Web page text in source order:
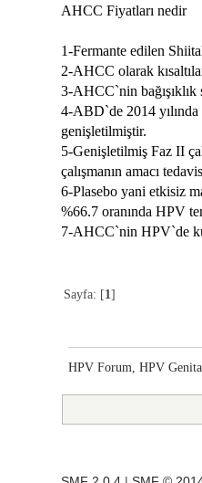
AHCC Fiyatları nedir
1-Fermante edilen
2-AHCC olarak
3-AHCC`nin
4-ABD`de 2014
genişletilmiştir.
5-Genişletilmiş Faz II
çalışmanın amacı
6-Plasebo yani etkisiz
%66.7 oranında HPV
7-AHCC`nin HPV`de
Sayfa: [1]
HPV Forum, HPV